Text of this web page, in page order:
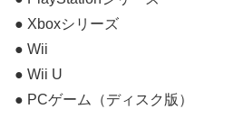
● Xboxシリーズ
● Wii
● Wii U
● PCゲーム（ディスク版）